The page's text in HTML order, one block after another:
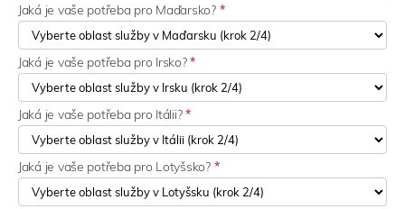
Jaká je vaše potřeba pro Maďarsko? *
Jaká je vaše potřeba pro Irsko?*
Jaká je vaše potřeba pro Itálii?*
Jaká je vaše potřeba pro Lotyšsko? *